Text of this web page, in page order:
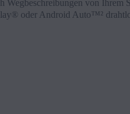
Wegbeschreibungen von Ihrem
oder Android Auto™²